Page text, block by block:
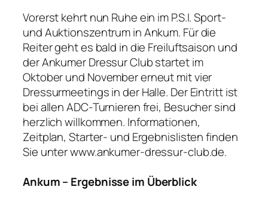
Vorerst kehrt nun Ruhe ein im P.S.I. Sport-
und Auktionszentrum in Ankum. Für die
Reiter geht es bald in die Freiluftsaison und
der Ankumer Dressur Club startet im
Oktober und November erneut mit vier
Dressurmeetings in der Halle. Der Eintritt ist
bei allen ADC-Turnieren frei, Besucher sind
herzlich willkommen. Informationen,
Zeitplan, Starter- und Ergebnislisten finden
Sie unter www.ankumer-dressur-club.de.
Ankum – Ergebnisse im Überblick